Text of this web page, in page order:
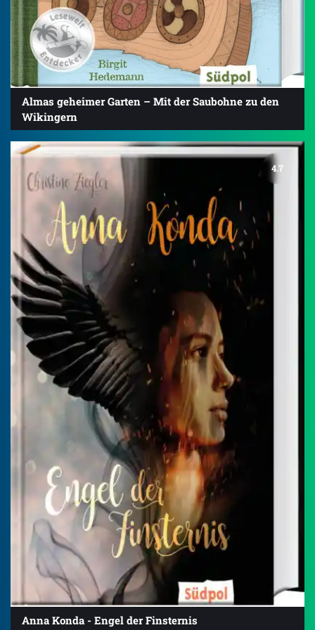
Almas geheimer Garten – Mit der Saubohne zu den
Wikingern
4.7
Anna Konda - Engel der Finsternis